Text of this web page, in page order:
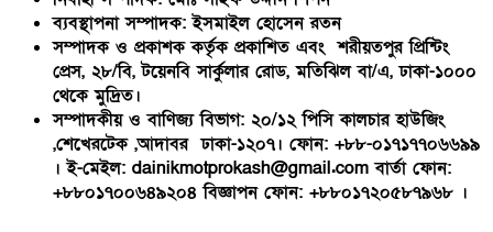
ব্যবস্থাপনা সম্পাদক: ইসমাইল হোসেন রতন
সম্পাদক ও প্রকাশক কর্তৃক প্রকাশিত এবং শরীয়তপুর প্রিন্টিং
প্রেস, ২৮/বি, টয়েনবি সার্কুলার রোড, মতিঝিল বা/এ, ঢাকা-১০০০
থেকে মুদ্রিত।
সম্পাদকীয় ও বাণিজ্য বিভাগ: ২০/১২ পিসি কালচার হাউজিং
,শেখেরটেক ,আদাবর ঢাকা-১২০৭। ফোন: +৮৮-০১৭১৭৭০৬৬৯৯
। ই-মেইল: dainikmotprokash@gmail.com বার্তা ফোন:
+৮৮০১৭০০৬৪৯২০৪ বিজ্ঞাপন ফোন: +৮৮০১৭২০৫৮৭৯৬৮ ।